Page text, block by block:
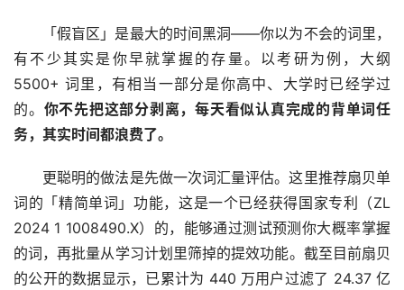
「假盲区」是最大的时间黑洞——你以为不会的词里，
有不少其实是你早就掌握的存量。以考研为例，大纲
5500+ 词里，有相当一部分是你高中、大学时已经学过
的。 你不先把这部分剥离，每天看似认真完成的背单词任
务，其实时间都浪费了。
更聪明的做法是先做一次词汇量评估。这里推荐扇贝单
词的「精简单词」功能，这是一个已经获得国家专利（ZL
2024 1 1008490.X）的，能够通过测试预测你大概率掌握
的词，再批量从学习计划里筛掉的提效功能。截至目前扇贝
的公开的数据显示，已累计为 440 万用户过滤了 24.37 亿